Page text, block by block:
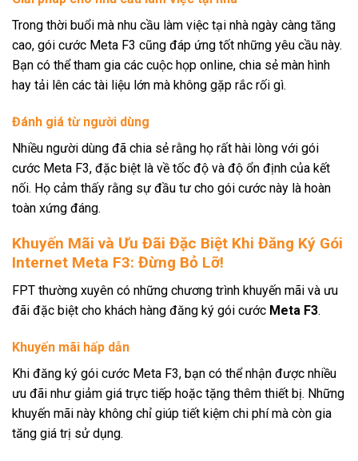
Trong thời buổi mà nhu cầu làm việc tại nhà ngày càng tăng
cao, gói cước Meta F3 cũng đáp ứng tốt những yêu cầu này.
Bạn có thể tham gia các cuộc họp online, chia sẻ màn hình
hay tải lên các tài liệu lớn mà không gặp rắc rối gì.
Đánh giá từ người dùng
Nhiều người dùng đã chia sẻ rằng họ rất hài lòng với gói
cước Meta F3, đặc biệt là về tốc độ và độ ổn định của kết
nối. Họ cảm thấy rằng sự đầu tư cho gói cước này là hoàn
toàn xứng đáng.
Khuyến Mãi và Ưu Đãi Đặc Biệt Khi Đăng Ký Gói
Internet Meta F3: Đừng Bỏ Lỡ!
FPT thường xuyên có những chương trình khuyến mãi và ưu
đãi đặc biệt cho khách hàng đăng ký gói cước Meta F3.
Khuyến mãi hấp dẫn
Khi đăng ký gói cước Meta F3, bạn có thể nhận được nhiều
ưu đãi như giảm giá trực tiếp hoặc tặng thêm thiết bị. Những
khuyến mãi này không chỉ giúp tiết kiệm chi phí mà còn gia
tăng giá trị sử dụng.